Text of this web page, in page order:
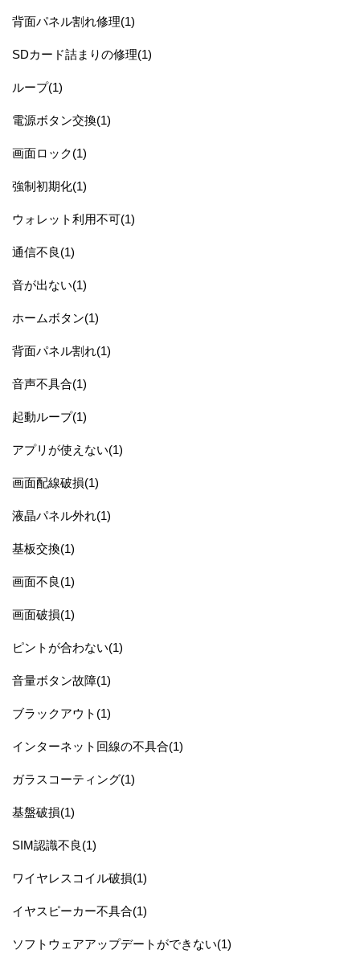
背面パネル割れ修理(1)
SDカード詰まりの修理(1)
ループ(1)
電源ボタン交換(1)
画面ロック(1)
強制初期化(1)
ウォレット利用不可(1)
通信不良(1)
音が出ない(1)
ホームボタン(1)
背面パネル割れ(1)
音声不具合(1)
起動ループ(1)
アプリが使えない(1)
画面配線破損(1)
液晶パネル外れ(1)
基板交換(1)
画面不良(1)
画面破損(1)
ピントが合わない(1)
音量ボタン故障(1)
ブラックアウト(1)
インターネット回線の不具合(1)
ガラスコーティング(1)
基盤破損(1)
SIM認識不良(1)
ワイヤレスコイル破損(1)
イヤスピーカー不具合(1)
ソフトウェアアップデートができない(1)